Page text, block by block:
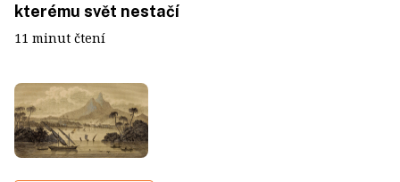
kterému svět nestačí
11 minut čtení